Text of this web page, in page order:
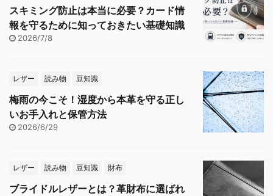
スキミング防止は本当に必要？カード情
報を守るために知っておきたい基礎知識
2026/7/8
レザー 読み物 豆知識
梅雨の今こそ！湿度から本革を守る正し
いお手入れと保管方法
2026/6/29
レザー 読み物 豆知識 財布
ブライドルレザーとは？革財布に選ばれ